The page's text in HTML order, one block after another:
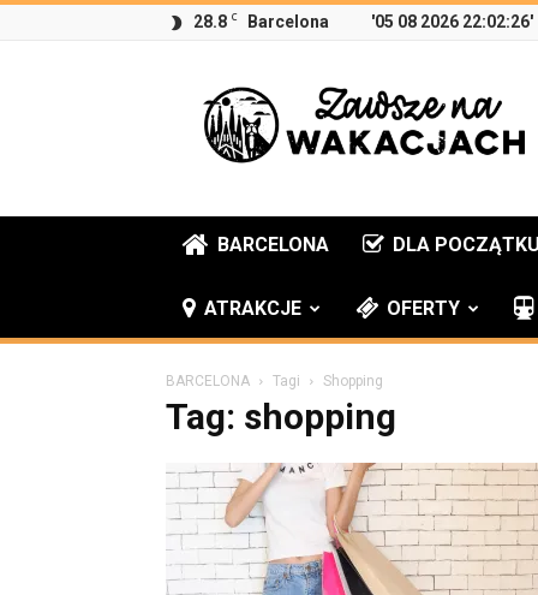
28.8 C Barcelona '05 08 2026 22:02:26'
Zawsze
na
wakacjach
BARCELONA DLA
ATRAKCJE OFERTY
BARCELONA Tagi Shopping
Tag: shopping